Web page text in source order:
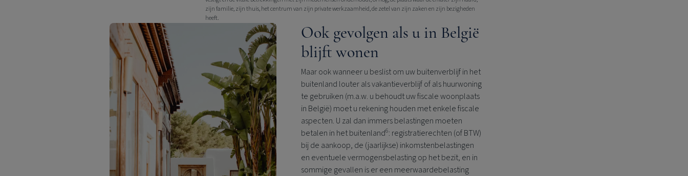
zijn familie, zijn thuis, het centrum van zijn private werkzaamheid, de zetel van zijn zaken en zijn bezigheden
heeft.
Ook gevolgen als u in België
blijft wonen
Maar ook wanneer u beslist om uw buitenverblijf in het
buitenland louter als vakantieverblijf of als huurwoning
te gebruiken (m.a.w. u behoudt uw fiscale woonplaats
in België) moet u rekening houden met enkele fiscale
aspecten. U zal dan immers belastingen moeten
betalen in het buitenland6: registratierechten (of BTW)
bij de aankoop, de (jaarlijkse) inkomstenbelastingen
en eventuele vermogensbelasting op het bezit, en in
sommige gevallen is er een meerwaardebelasting